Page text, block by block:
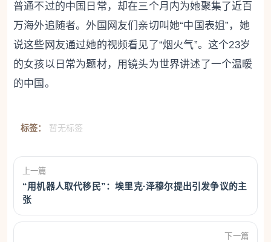
普通不过的中国日常，却在三个月内为她聚集了近百
万海外追随者。外国网友们亲切叫她“中国表姐”，她
说这些网友通过她的视频看见了“烟火气”。这个23岁
的女孩以日常为题材，用镜头为世界讲述了一个温暖
的中国。
标签： 暂无标签
上一篇
“用机器人取代移民”：埃里克·泽穆尔提出引发争议的主
张
下一篇